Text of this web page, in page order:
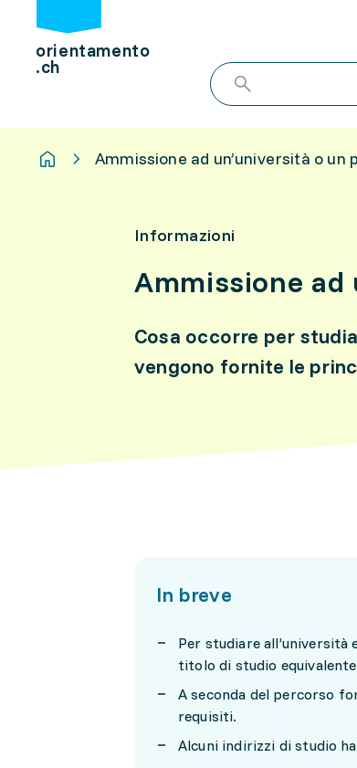
orientamento
.ch
Ammissione ad un’università o un
Informazioni
Ammissione ad
Cosa occorre per
vengono fornite le
In breve
Per studiare
titolo di studio
A seconda del percorso
requisiti.
Alcuni indirizzi di studio